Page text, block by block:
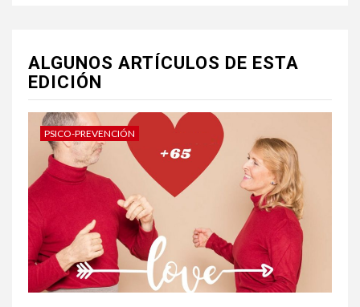
ALGUNOS ARTÍCULOS DE ESTA
EDICIÓN
PSICO-PREVENCIÓN